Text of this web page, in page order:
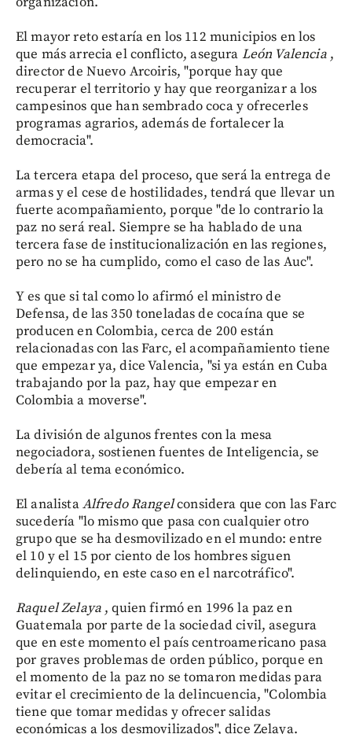
El mayor reto estaría en los 112 municipios en los
que más arrecia el conflicto, asegura León Valencia,
director de Nuevo Arcoiris, "porque hay que
recuperar el territorio y hay que reorganizar a los
campesinos que han sembrado coca y ofrecerles
programas agrarios, además de fortalecer la
democracia".
La tercera etapa del proceso, que será la entrega de
armas y el cese de hostilidades, tendrá que llevar un
fuerte acompañamiento, porque "de lo contrario la
paz no será real. Siempre se ha hablado de una
tercera fase de institucionalización en las regiones,
pero no se ha cumplido, como el caso de las Auc".
Y es que si tal como lo afirmó el ministro de
Defensa, de las 350 toneladas de cocaína que se
producen en Colombia, cerca de 200 están
relacionadas con las Farc, el acompañamiento tiene
que empezar ya, dice Valencia, "si ya están en Cuba
trabajando por la paz, hay que empezar en
Colombia a moverse".
La división de algunos frentes con la mesa
negociadora, sostienen fuentes de Inteligencia, se
debería al tema económico.
El analistaAlfredo Rangelconsidera que con las Farc
sucedería "lo mismo que pasa con cualquier otro
grupo que se ha desmovilizado en el mundo: entre
el 10 y el 15 por ciento de los hombres siguen
delinquiendo, en este caso en el narcotráfico".
Raquel Zelaya, quien firmó en 1996 la paz en
Guatemala por parte de la sociedad civil, asegura
que en este momento el país centroamericano pasa
por graves problemas de orden público, porque en
el momento de la paz no se tomaron medidas para
evitar el crecimiento de la delincuencia, "Colombia
tiene que tomar medidas y ofrecer salidas
económicas a los desmovilizados", dice Zelaya.